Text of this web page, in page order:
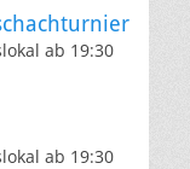
ab 19:30
ab 19:30